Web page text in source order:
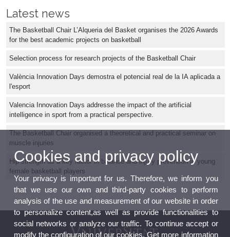
Latest news
The Basketball Chair L’Alqueria del Basket organises the 2026 Awards
for the best academic projects on basketball
Selection process for research projects of the Basketball Chair
València Innovation Days demostra el potencial real de la IA aplicada a
l'esport
Valencia Innovation Days addresse the impact of the artificial
intelligence in sport from a practical perspective.
The Basketball Chair organised a theoretical and practical seminar on
muscle injuries
Hip strength as a key factor in balance and injury prevention in young
female basketball players
Cookies and privacy policy
Your privacy is important for us. Therefore, we inform you
that we use our own and third-party cookies to perform
analysis of the use and measurement of our website in order
to personalize content,as well as provide functionalities to
social networks or analyze our traffic. To continue accept or
modify the configuration of our cookies. Get more information